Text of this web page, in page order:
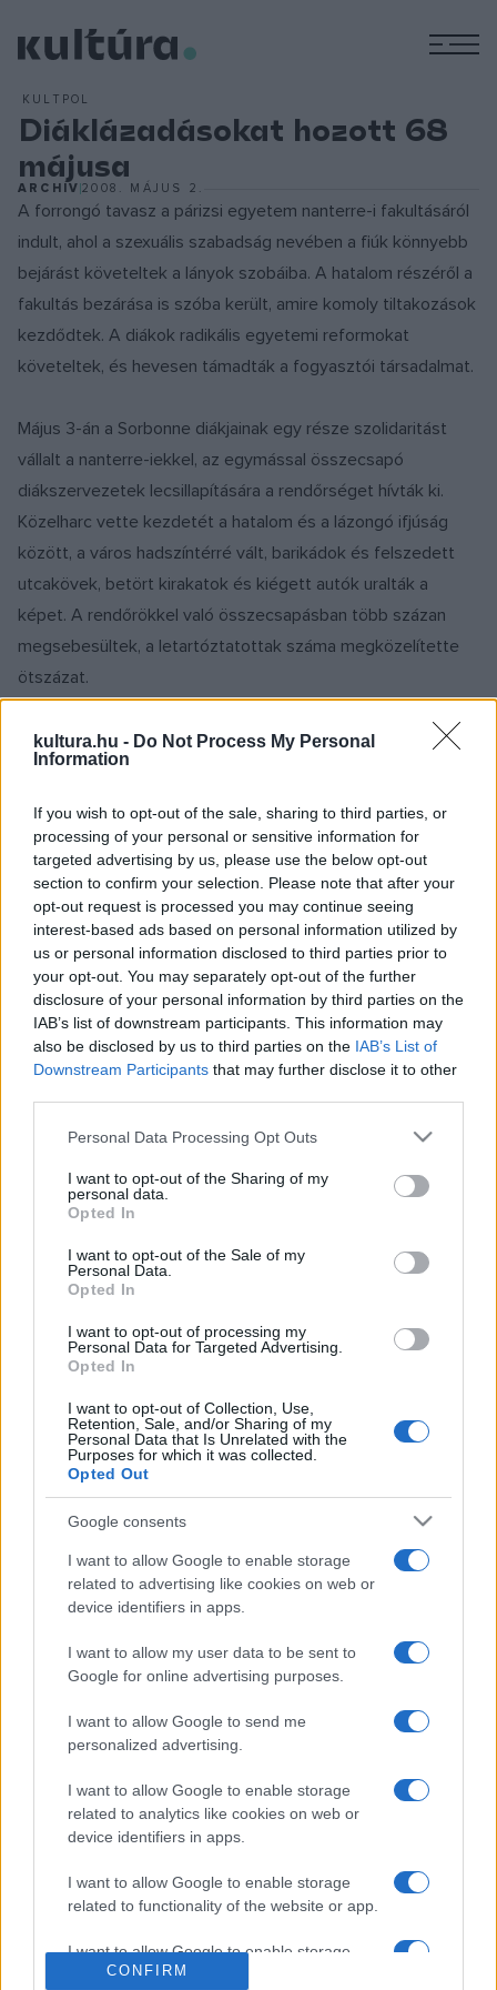
kultura.hu - Do Not Process My Personal
Information
If you wish to opt-out of the sale, sharing to third parties, or
processing of your personal or sensitive information for
targeted advertising by us, please use the below opt-out
section to confirm your selection. Please note that after your
opt-out request is processed you may continue seeing
interest-based ads based on personal information utilized by
us or personal information disclosed to third parties prior to
your opt-out. You may separately opt-out of the further
disclosure of your personal information by third parties on the
IAB’s list of downstream participants. This information may
also be disclosed by us to third parties on the IAB’s List of
Downstream Participants that may further disclose it to other
Please note that this website/app uses one or more Google
not limited to your visit or usage behaviour. You may click to
grant or deny consent to Google and its third-party tags to
use your data for below specified purposes in below Google
consent section.
Personal Data Processing Opt Outs
I want to opt-out of the Sharing of my
personal data.
Opted In
I want to opt-out of the Sale of my
Personal Data.
Opted In
I want to opt-out of processing my
Personal Data for Targeted Advertising.
Opted In
I want to opt-out of Collection, Use,
Retention, Sale, and/or Sharing of my
Personal Data that Is Unrelated with the
Purposes for which it was collected.
Opted Out
Google consents
I want to allow Google to enable storage
related to advertising like cookies on web or
device identifiers in apps.
I want to allow my user data to be sent to
Google for online advertising purposes.
I want to allow Google to send me
personalized advertising.
I want to allow Google to enable storage
related to analytics like cookies on web or
device identifiers in apps.
I want to allow Google to enable storage
related to functionality of the website or app.
I want to allow Google to enable storage
related to personalization.
CONFIRM
KULTPOL
Diáklázadásokat hozott 68
májusa
ARCHÍV2008. MÁJUS 2.
A forrongó tavasz a párizsi egyetem nanterre-i fakultásáról
indult, ahol a szexuális szabadság nevében a fiúk könnyebb
bejárást követeltek a lányok szobáiba. A hatalom részéről a
fakultás bezárása is szóba került, amire komoly tiltakozások
kezdődtek. A diákok radikális egyetemi reformokat
követeltek, és hevesen támadták a fogyasztói társadalmat.
Május 3-án a Sorbonne diákjainak egy része szolidaritást
vállalt a nanterre-iekkel, az egymással összecsapó
diákszervezetek lecsillapítására a rendőrséget hívták ki.
Közelharc vette kezdetét a hatalom és a lázongó ifjúság
között, a város hadszíntérré vált, barikádok és felszedett
utcakövek, betört kirakatok és kiégett autók uralták a
képet. A rendőrökkel való összecsapásban több százan
megsebesültek, a letartóztatottak száma megközelítette
ötszázat.
A diákság hamarosan támogatást is kapott, a rendőrség
kemény fellépése nyomán a szakszervezetek május 13-i
tüntetésén 750 ezer ember vett részt, a rendszerrel
szembeni elégedetlenség általános sztrájkmozgalommá
szélesedett. Sztrájkoltak az állami hivatalok, a rádió és a
televízió. A munkások gyárakat foglaltak el, béremelést,
rövidebb munkaidőt, több szociális juttatást követeltek.
Május 20-án közel ötmillióan sztrájkoltak, szinte az egész
ország megbénult. A politikai szervezetek nem tudták az
események irányítását kézbe venni, az 1967-es
választásokon megerősödött baloldal, a kommunista párt
megrendült, a kormány csak a hadseregre támaszkodhatott,
De Gaulle tábornok megingathatatlannak hitt hatalma
mégiscsak megrendülni látszott.
Daniel Cohn-Bendit, népszerűbb nevén Vörös Danny, a
diákság emblematikus figurája a kiutasítás szomorú sorsára
jutott, mire a diákok felgyújtották a tőzsdét, a kapitalizmus
"templomát". De Gaulle tévébeszédében átfogó szociális
maga mögött tudva a hadsereget, visszautasította a
lemondására irányuló követeléseket. Feloszlatta a
parlamentet és új választásokat írt ki.
A forradalommal fenyegető elhúzódó lázadás azonban
kezdett kifulladni. A júniusi választásokon a tábornok - aki
állítólag májusban már megírta lemondó levelét - újra
bizalmat kapott a franciáktól, noha tekintélye megrendült. A
társadalmi feszültségek nem szűntek meg, az V.
1968 tavasza új fejezetet nyitott a politika, a kultúra
történetében, de a mindennapokban is. A lázadók mára
töltenek be vezető tisztségeket. "Az egész egy közös álom
volt, részben siker, részben pedig kudarc. Politikai
mozgalomként a diáklázadásnak nem volt jövője, de
megteremtette a kulturális liberalizmus hatalmas